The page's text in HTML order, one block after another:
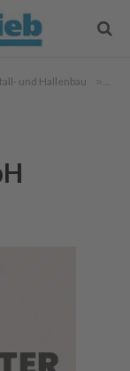
und Hallenbau »